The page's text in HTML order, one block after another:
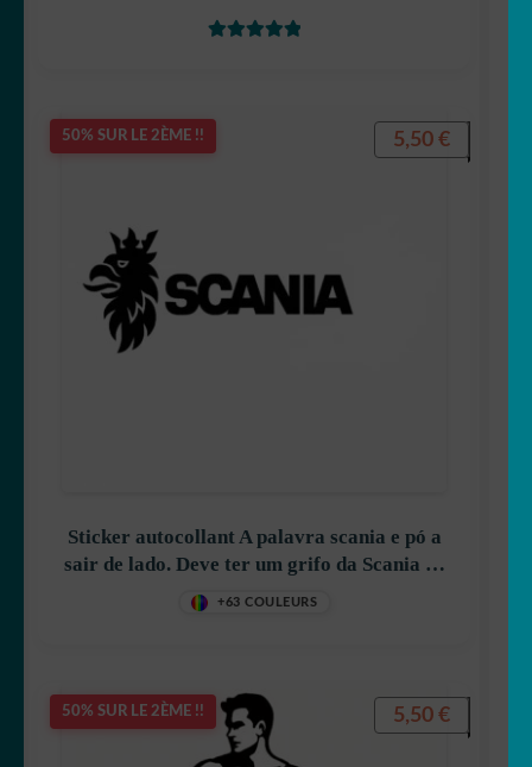
50% SUR LE 2ÈME !!
Sticker autocollant A palavra scania e pó a
sair de lado. Deve ter um grifo da Scania de
cada lado décoration decostickerstore –
+63 COULEURS
5,50 €
50% SUR LE 2ÈME !! 5,50 €